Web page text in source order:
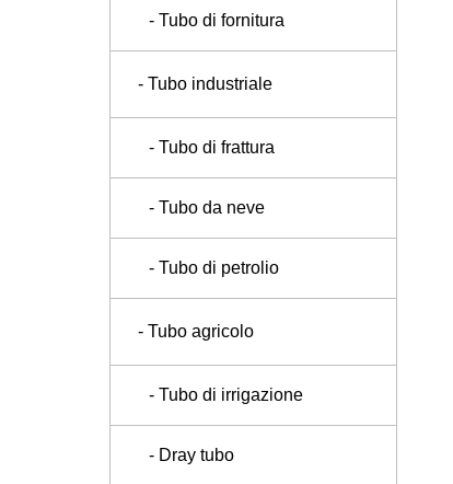
- Tubo di fornitura
- Tubo industriale
- Tubo di frattura
- Tubo da neve
- Tubo di petrolio
- Tubo agricolo
- Tubo di irrigazione
- Dray tubo